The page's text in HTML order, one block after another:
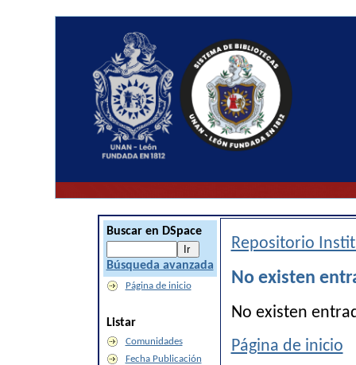
Buscar en DSpace
Búsqueda avanzada
Página de inicio
Listar
Comunidades
Fecha Publicación
Repositorio
No existen
No existen
Página de inicio